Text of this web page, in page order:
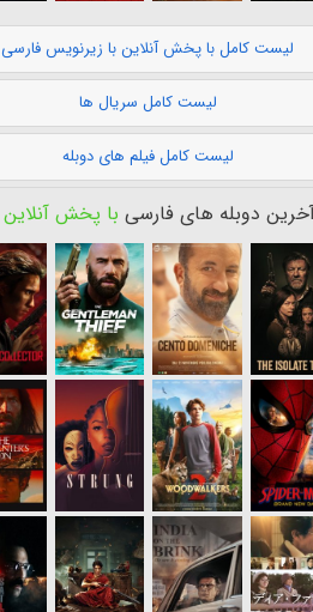
لیست کامل با پخش آنلاین با زیرنویس فارسی
لیست کامل سریال ها
لیست کامل فیلم های دوبله
دوبله های فارسی با پخش آنلاین